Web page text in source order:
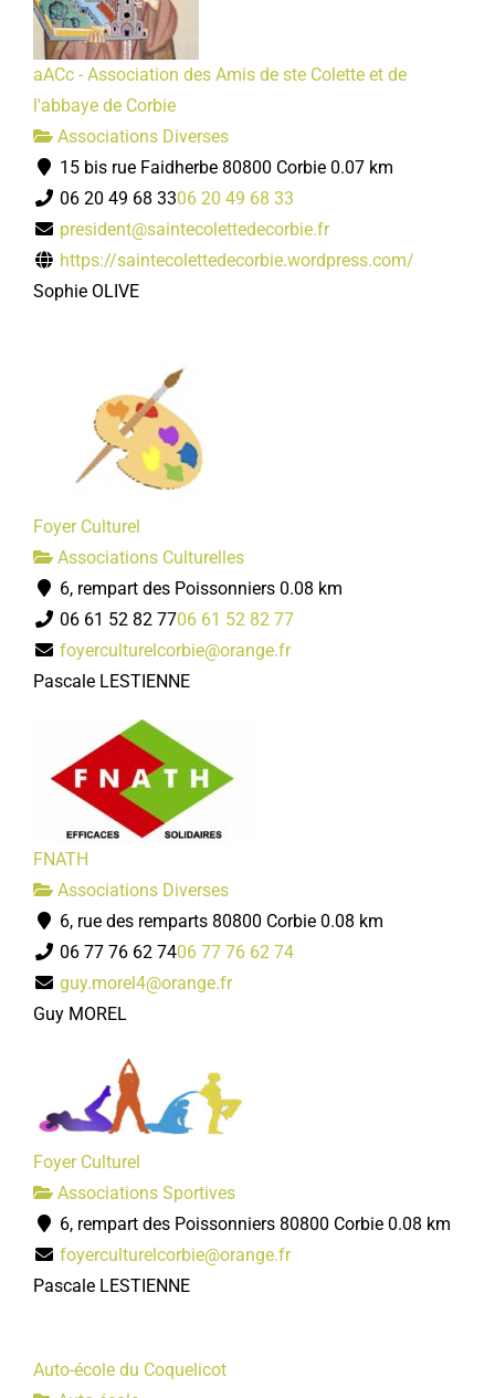
aACc - Association des Amis de ste Colette et de
l'abbaye de Corbie
Associations Diverses
15 bis rue Faidherbe 80800 Corbie 0.07 km
06 20 49 68 3306 20 49 68 33
president@saintecolettedecorbie.fr
https://saintecolettedecorbie.wordpress.com/
Sophie OLIVE
Foyer Culturel
Associations Culturelles
6, rempart des Poissonniers 0.08 km
06 61 52 82 7706 61 52 82 77
foyerculturelcorbie@orange.fr
Pascale LESTIENNE
FNATH
Associations Diverses
6, rue des remparts 80800 Corbie 0.08 km
06 77 76 62 7406 77 76 62 74
guy.morel4@orange.fr
Guy MOREL
Foyer Culturel
Associations Sportives
6, rempart des Poissonniers 80800 Corbie 0.08 km
foyerculturelcorbie@orange.fr
Pascale LESTIENNE
Auto-école du Coquelicot